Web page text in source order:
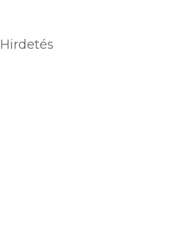
Hirdetés